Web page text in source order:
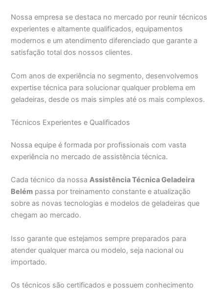
Nossa empresa se destaca no mercado por reunir técnicos
experientes e altamente qualificados, equipamentos
modernos e um atendimento diferenciado que garante a
satisfação total dos nossos clientes.
Com anos de experiência no segmento, desenvolvemos
expertise técnica para solucionar qualquer problema em
geladeiras, desde os mais simples até os mais complexos.
Técnicos Experientes e Qualificados
Nossa equipe é formada por profissionais com vasta
experiência no mercado de assistência técnica.
Cada técnico da nossaAssistência Técnica Geladeira
Belém passa por treinamento constante e atualização
sobre as novas tecnologias e modelos de geladeiras que
chegam ao mercado.
Isso garante que estejamos sempre preparados para
atender qualquer marca ou modelo, seja nacional ou
importado.
Os técnicos são certificados e possuem conhecimento